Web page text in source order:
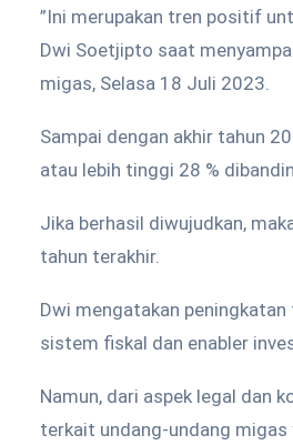
”Ini merupakan tren positif
Dwi Soetjipto saat
migas, Selasa 18 Juli 2023.
Sampai dengan akhir tahun
atau lebih tinggi 28 %
Jika berhasil diwujudkan,
tahun terakhir.
Dwi mengatakan
sistem fiskal dan enabler
Namun, dari aspek legal dan
terkait undang-undang migas